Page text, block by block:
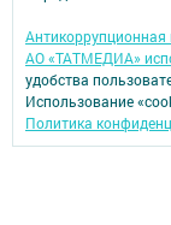
Антикоррупционная
АО «ТАТМЕДИА»
удобства
Использование
Политика